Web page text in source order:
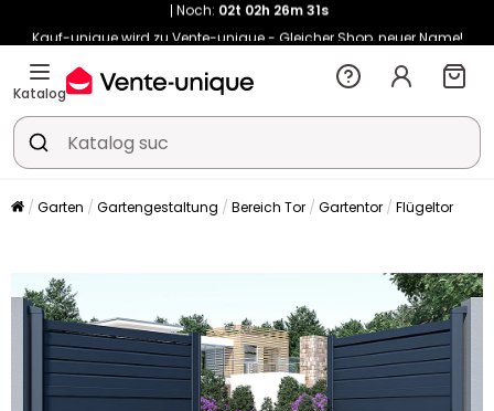
Kauf-unique wird zu Vente-unique - Gleicher Shop, neuer Name!
-10% ab €400 mitHEAT10auf Vente-unique-Produkte
Noch:
Katalog
Garten Gartengestaltung Bereich Tor Gartentor Flügeltor